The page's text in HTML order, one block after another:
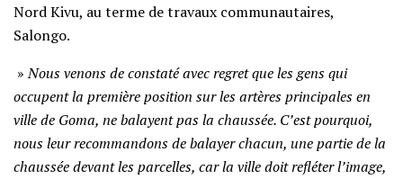
Nord Kivu, au terme de travaux communautaires,
Salongo.
»Nous venons de constaté avec regret que les gens qui
occupent la première position sur les artères principales en
ville de Goma, ne balayent pas la chaussée. C’est pourquoi,
nous leur recommandons de balayer chacun, une partie de la
chaussée devant les parcelles, car la ville doit refléter l’image,